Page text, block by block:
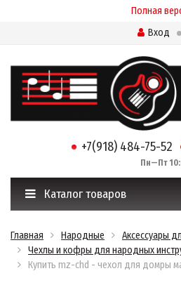
Полная
Вход
+7(918) 484-75-52
Пн—Пт
Каталог товаров
Главная Народные
Аксессуары
Чехлы и кофры для народных
Купить mz-chd - чехол для домры